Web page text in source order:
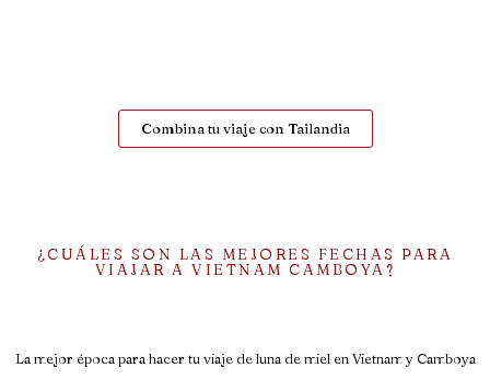
Combina tu viaje con Tailandia
¿CUÁLES SON LAS MEJORES FECHAS PARA
VIAJAR A VIETNAM CAMBOYA?
La mejor época para hacer tu viaje de luna de miel en Vietnam y Camboya